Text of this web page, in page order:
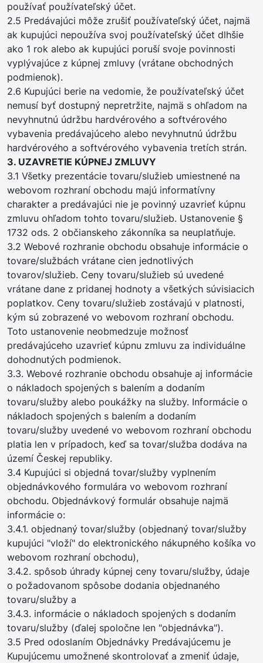
používať používateľský účet.
2.5 Predávajúci môže zrušiť používateľský účet, najmä
ak kupujúci nepoužíva svoj používateľský účet dlhšie
ako 1 rok alebo ak kupujúci poruší svoje povinnosti
vyplývajúce z kúpnej zmluvy (vrátane obchodných
podmienok).
2.6 Kupujúci berie na vedomie, že používateľský účet
nemusí byť dostupný nepretržite, najmä s ohľadom na
nevyhnutnú údržbu hardvérového a softvérového
vybavenia predávajúceho alebo nevyhnutnú údržbu
hardvérového a softvérového vybavenia tretích strán.
3. UZAVRETIE KÚPNEJ ZMLUVY
3.1 Všetky prezentácie tovaru/služieb umiestnené na
webovom rozhraní obchodu majú informatívny
charakter a predávajúci nie je povinný uzavrieť kúpnu
zmluvu ohľadom tohto tovaru/služieb. Ustanovenie §
1732 ods. 2 občianskeho zákonníka sa neuplatňuje.
3.2 Webové rozhranie obchodu obsahuje informácie o
tovare/službách vrátane cien jednotlivých
tovarov/služieb. Ceny tovaru/služieb sú uvedené
vrátane dane z pridanej hodnoty a všetkých súvisiacich
poplatkov. Ceny tovaru/služieb zostávajú v platnosti,
kým sú zobrazené vo webovom rozhraní obchodu.
Toto ustanovenie neobmedzuje možnosť
predávajúceho uzavrieť kúpnu zmluvu za individuálne
dohodnutých podmienok.
3.3. Webové rozhranie obchodu obsahuje aj informácie
o nákladoch spojených s balením a dodaním
tovaru/služby alebo poukážky na služby. Informácie o
nákladoch spojených s balením a dodaním
tovaru/služby uvedené vo webovom rozhraní obchodu
platia len v prípadoch, keď sa tovar/služba dodáva na
území Českej republiky.
3.4 Kupujúci si objedná tovar/služby vyplnením
objednávkového formulára vo webovom rozhraní
obchodu. Objednávkový formulár obsahuje najmä
informácie o:
3.4.1. objednaný tovar/služby (objednaný tovar/služby
kupujúci "vloží" do elektronického nákupného košíka vo
webovom rozhraní obchodu),
3.4.2. spôsob úhrady kúpnej ceny tovaru/služby, údaje
o požadovanom spôsobe dodania objednaného
tovaru/služby a
3.4.3. informácie o nákladoch spojených s dodaním
tovaru/služby (ďalej spoločne len "objednávka").
3.5 Pred odoslaním Objednávky Predávajúcemu je
Kupujúcemu umožnené skontrolovať a zmeniť údaje,